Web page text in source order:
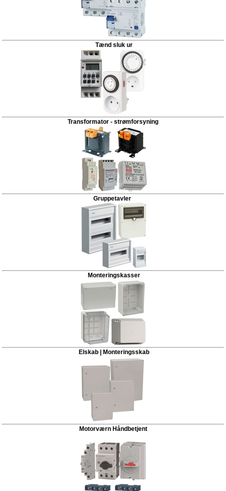
Tænd sluk ur
Transformator - strømforsyning
Gruppetavler
Monteringskasser
Elskab | Monteringsskab
Motorværn Håndbetjent